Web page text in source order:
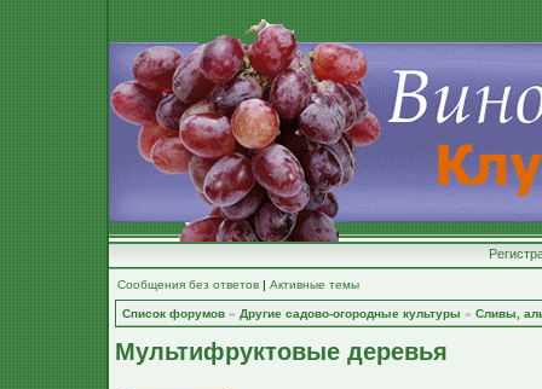
Сообщения без ответов | Активные темы
Список форумов » Другие садово-огородные культуры » Сливы,
Мультифруктовые деревья